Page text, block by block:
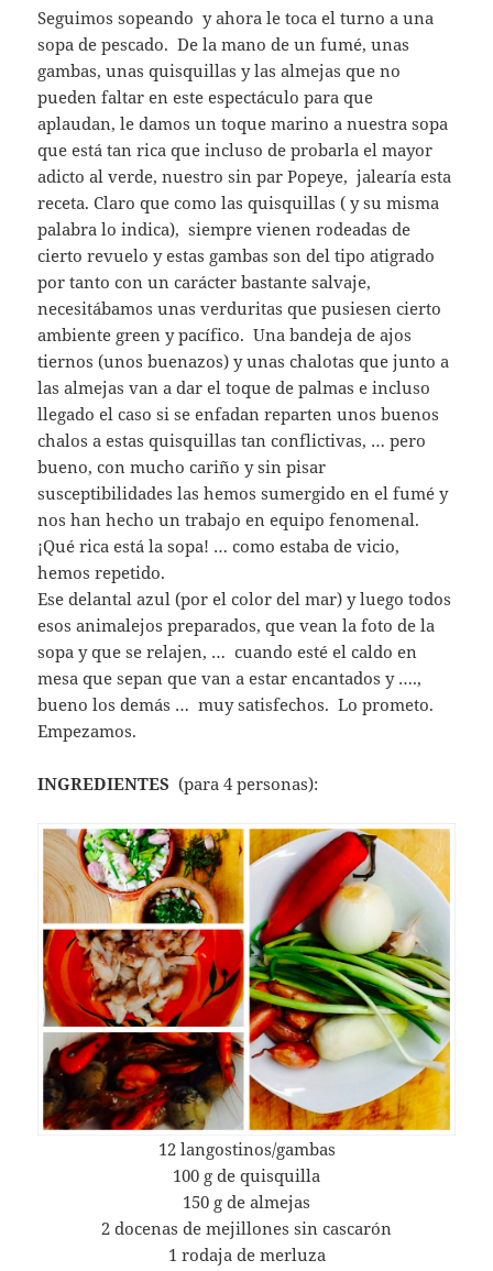
Seguimos sopeando y ahora le toca el turno a una
sopa de pescado. De la mano de un fumé, unas
gambas, unas quisquillas y las almejas que no
pueden faltar en este espectáculo para que
aplaudan, le damos un toque marino a nuestra sopa
que está tan rica que incluso de probarla el mayor
adicto al verde, nuestro sin par Popeye, jalearía esta
receta. Claro que como las quisquillas ( y su misma
palabra lo indica), siempre vienen rodeadas de
cierto revuelo y estas gambas son del tipo atigrado
por tanto con un carácter bastante salvaje,
necesitábamos unas verduritas que pusiesen cierto
ambiente green y pacífico. Una bandeja de ajos
tiernos (unos buenazos) y unas chalotas que junto a
las almejas van a dar el toque de palmas e incluso
llegado el caso si se enfadan reparten unos buenos
chalos a estas quisquillas tan conflictivas, … pero
bueno, con mucho cariño y sin pisar
susceptibilidades las hemos sumergido en el fumé y
nos han hecho un trabajo en equipo fenomenal.
¡Qué rica está la sopa! … como estaba de vicio,
hemos repetido.
Ese delantal azul (por el color del mar) y luego todos
esos animalejos preparados, que vean la foto de la
sopa y que se relajen, … cuando esté el caldo en
mesa que sepan que van a estar encantados y ….,
bueno los demás … muy satisfechos. Lo prometo.
Empezamos.
INGREDIENTES (para 4 personas):
12 langostinos/gambas
100 g de quisquilla
150 g de almejas
2 docenas de mejillones sin cascarón
1 rodaja de merluza